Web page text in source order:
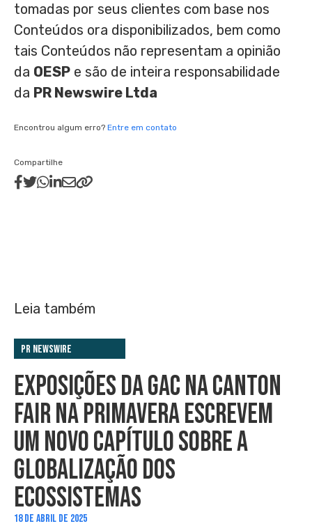
tomadas por seus clientes com base nos
Conteúdos ora disponibilizados, bem como
tais Conteúdos não representam a opinião
da OESP e são de inteira responsabilidade
da PR Newswire Ltda
Encontrou algum erro? Entre em contato
Compartilhe
Leia também
PR Newswire
EXPOSIÇÕES DA GAC NA CANTON
FAIR NA PRIMAVERA ESCREVEM
UM NOVO CAPÍTULO SOBRE A
GLOBALIZAÇÃO DOS
ECOSSISTEMAS
18 DE ABRIL DE 2025